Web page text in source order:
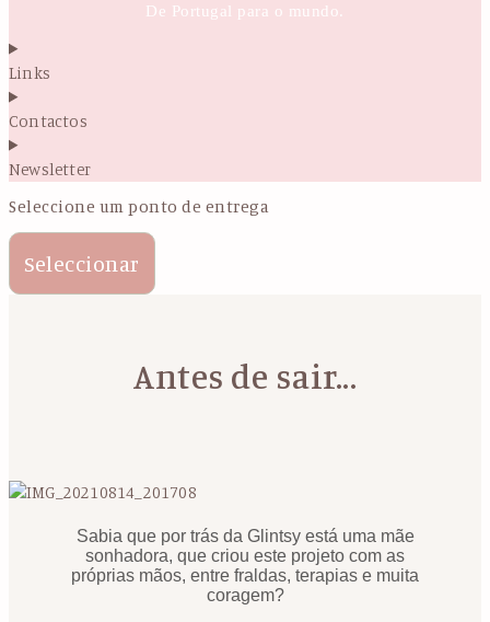
De Portugal para o mundo.
Links
Contactos
Newsletter
Seleccione um ponto de entrega
Seleccionar
Antes de sair...
Sabia que por trás da Glintsy está uma mãe
sonhadora, que criou este projeto com as
próprias mãos, entre fraldas, terapias e muita
coragem?